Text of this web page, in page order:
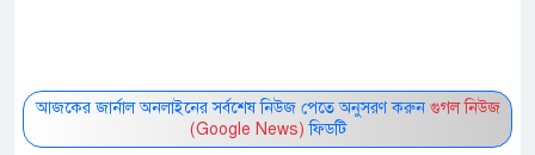
আজকের জার্নাল অনলাইনের সর্বশেষ নিউজ পেতে অনুসরণ করুন গুগল নিউজ
(Google News) ফিডটি